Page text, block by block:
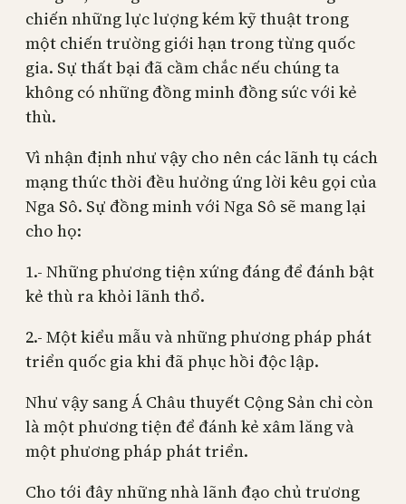
chiến những lực lượng kém kỹ thuật trong
một chiến trường giới hạn trong từng quốc
gia. Sự thất bại đã cầm chắc nếu chúng ta
không có những đồng minh đồng sức với kẻ
thù.
Vì nhận định như vậy cho nên các lãnh tụ cách
mạng thức thời đều hưởng ứng lời kêu gọi của
Nga Sô. Sự đồng minh với Nga Sô sẽ mang lại
cho họ:
1.- Những phương tiện xứng đáng để đánh bật
kẻ thù ra khỏi lãnh thổ.
2.- Một kiểu mẫu và những phương pháp phát
triển quốc gia khi đã phục hồi độc lập.
Như vậy sang Á Châu thuyết Cộng Sản chỉ còn
là một phương tiện để đánh kẻ xâm lăng và
một phương pháp phát triển.
Cho tới đây những nhà lãnh đạo chủ trương